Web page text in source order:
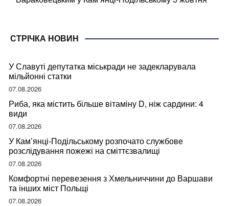
СТРІЧКА НОВИН
У Славуті депутатка міськради не задекларувала
мільйонні статки
07.08.2026
Риба, яка містить більше вітаміну D, ніж сардини: 4
види
07.08.2026
У Кам’янці-Подільському розпочато службове
розслідування пожежі на сміттєзвалищі
07.08.2026
Комфортні перевезення з Хмельниччини до Варшави
та інших міст Польщі
07.08.2026